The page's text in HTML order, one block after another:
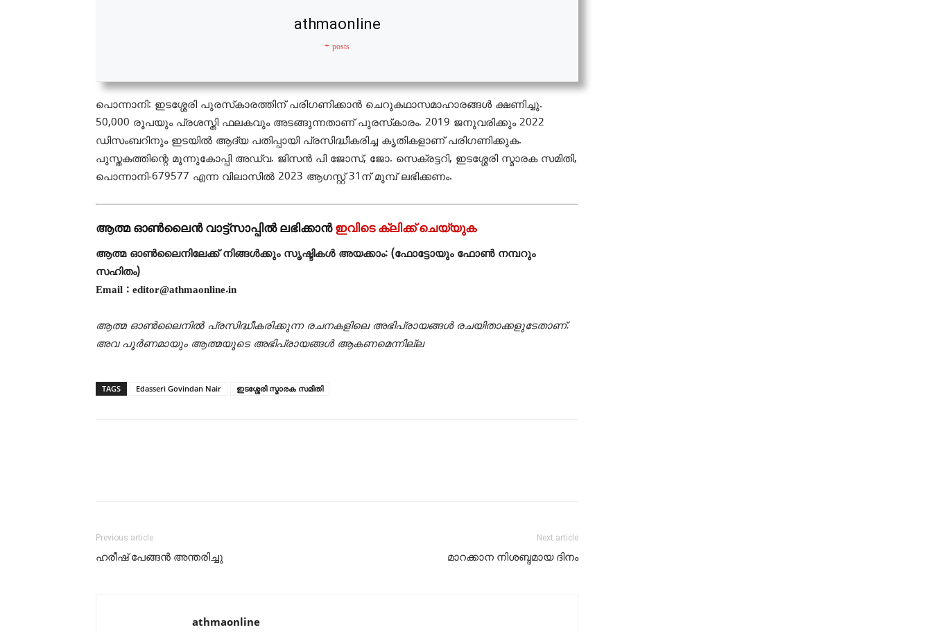
athmaonline
+ posts
പൊന്നാനി: ഇടശ്ശേരി പുരസ്‌കാരത്തിന് പരിഗണിക്കാന്‍ ചെറുകഥാസമാഹാരങ്ങള്‍ ക്ഷണിച്ചു.
50,000 രൂപയും പ്രശസ്തി ഫലകവും അടങ്ങുന്നതാണ് പുരസ്‌കാരം. 2019 ജനുവരിക്കും 2022
ഡിസംബറിനും ഇടയില്‍ ആദ്യ പതിപ്പായി പ്രസിദ്ധീകരിച്ച കൃതികളാണ് പരിഗണിക്കുക.
പുസ്തകത്തിന്റെ മൂന്നുകോപ്പി അഡ്വ. ജിസന്‍ പി ജോസ്, ജോ. സെക്രട്ടറി, ഇടശ്ശേരി സ്മാരക സമിതി,
പൊന്നാനി-679577 എന്ന വിലാസില്‍ 2023 ആഗസ്റ്റ് 31ന് മുമ്പ് ലഭിക്കണം.
ആത്മ ഓൺലൈൻ വാട്ട്സാപ്പിൽ ലഭിക്കാൻ ഇവിടെ ക്ലിക്ക് ചെയ്യുക
ആത്മ ഓൺലൈനിലേക്ക് നിങ്ങൾക്കും സൃഷ്ടികൾ അയക്കാം: (ഫോട്ടോയും ഫോണ്‍ നമ്പറും
സഹിതം)
Email : editor@athmaonline.in
ആത്മ ഓൺലൈനിൽ പ്രസിദ്ധീകരിക്കുന്ന രചനകളിലെ അഭിപ്രായങ്ങൾ രചയിതാക്കളുടേതാണ്.
അവ പൂർണമായും ആത്മയുടെ അഭിപ്രായങ്ങൾ ആകണമെന്നില്ല
TAGS Edasseri Govindan Nair ഇടശ്ശേരി സ്മാരക സമിതി
Previous article
ഹരീഷ് പേങ്ങൻ അന്തരിച്ചു
Next article
മാറക്കാന നിശബ്ദമായ ദിനം
athmaonline